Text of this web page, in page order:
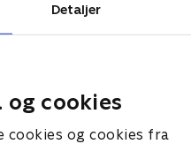
Detaljer
og cookies
cookies og cookies fra